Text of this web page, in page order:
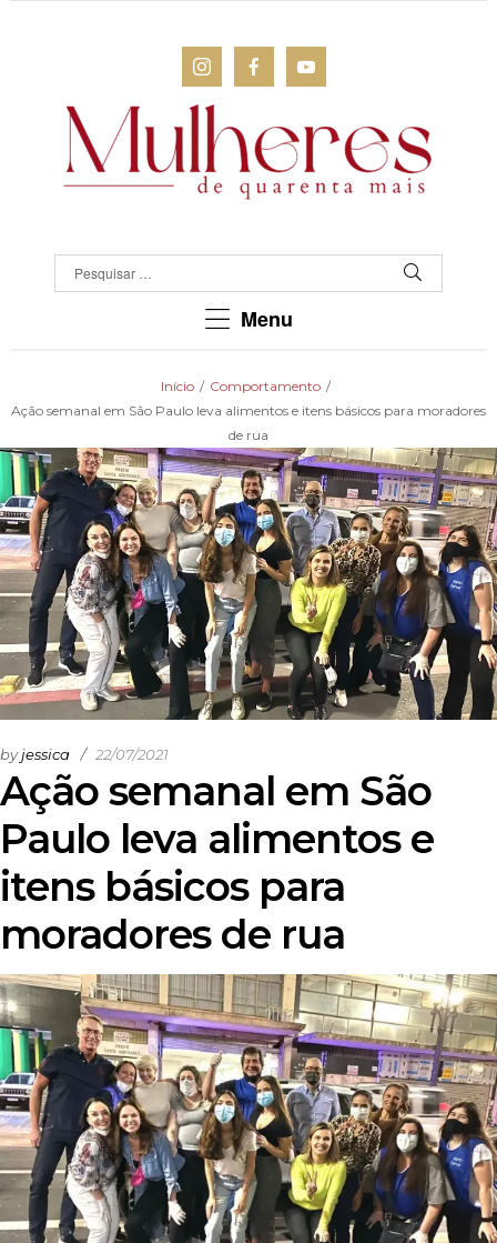
QUARENTA
lá!
Menu
Início / Comportamento /
Ação semanal em São Paulo leva alimentos e itens básicos para moradores
de rua
Ação semanal em São
Paulo leva alimentos e
itens básicos para
moradores de rua
byjessica 22/07/2021